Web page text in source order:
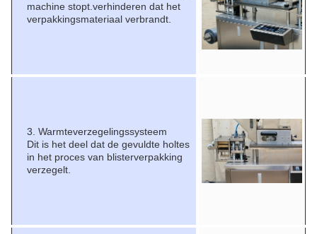
machine stopt.verhinderen dat het
verpakkingsmateriaal verbrandt.
3. Warmteverzegelingssysteem
Dit is het deel dat de gevuldte holtes
in het proces van blisterverpakking
verzegelt.